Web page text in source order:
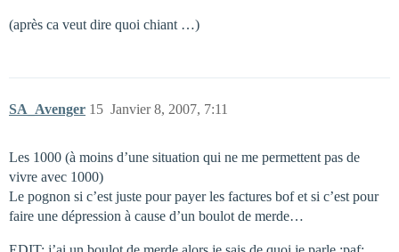
(après ca veut dire quoi chiant …)
SA_Avenger Janvier 8, 2007, 7:11
15
Les 1000 (à moins d’une situation qui ne me permettent pas de
vivre avec 1000)
Le pognon si c’est juste pour payer les factures bof et si c’est pour
faire une dépression à cause d’un boulot de merde…